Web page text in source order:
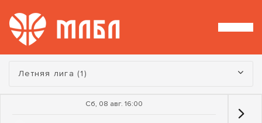
Турнир:
Летняя лига (1)
Сб, 08 авг. 16:00